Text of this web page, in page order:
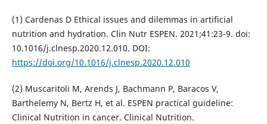
(1) Cardenas D Ethical issues and dilemmas in artificial
nutrition and hydration. Clin Nutr ESPEN. 2021;41:23-9. doi:
10.1016/j.clnesp.2020.12.010. DOI:
https://doi.org/10.1016/j.clnesp.2020.12.010
(2) Muscaritoli M, Arends J, Bachmann P, Baracos V,
Barthelemy N, Bertz H, et al. ESPEN practical guideline:
Clinical Nutrition in cancer. Clinical Nutrition.